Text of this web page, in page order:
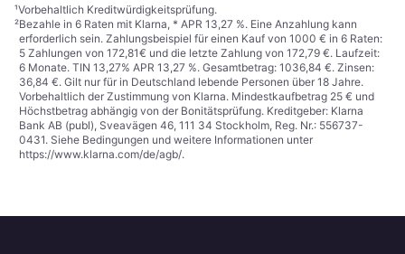
¹Vorbehaltlich Kreditwürdigkeitsprüfung.
²Bezahle in 6 Raten mit Klarna, * APR 13,27 %. Eine Anzahlung kann
erforderlich sein. Zahlungsbeispiel für einen Kauf von 1000 € in 6 Raten:
5 Zahlungen von 172,81€ und die letzte Zahlung von 172,79 €. Laufzeit:
6 Monate. TIN 13,27% APR 13,27 %. Gesamtbetrag: 1036,84 €. Zinsen:
36,84 €. Gilt nur für in Deutschland lebende Personen über 18 Jahre.
Vorbehaltlich der Zustimmung von Klarna. Mindestkaufbetrag 25 € und
Höchstbetrag abhängig von der Bonitätsprüfung. Kreditgeber: Klarna
Bank AB (publ), Sveavägen 46, 111 34 Stockholm, Reg. Nr.: 556737-
0431. Siehe Bedingungen und weitere Informationen unter
https://www.klarna.com/de/agb/.